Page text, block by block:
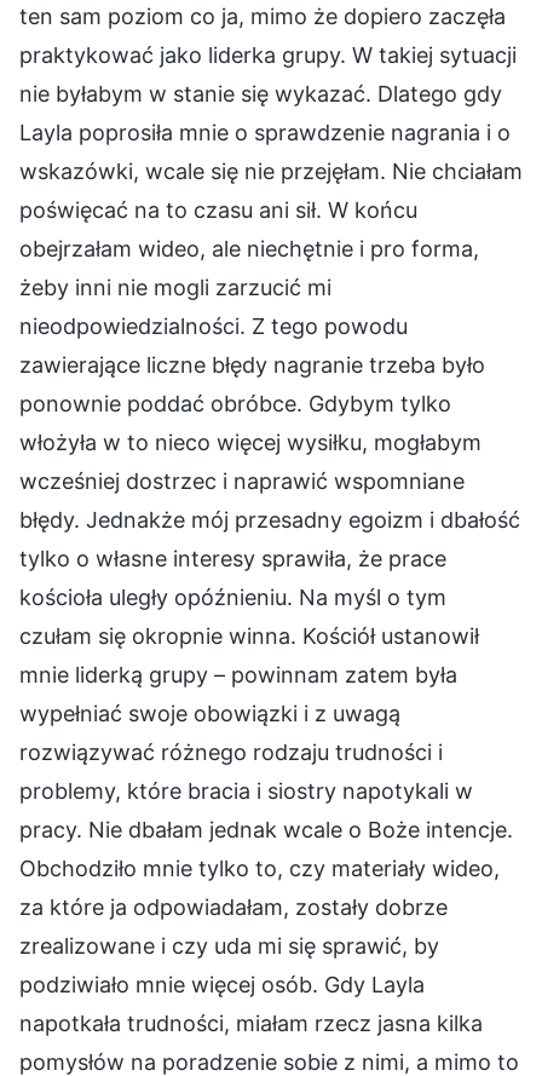
ten sam poziom co ja, mimo że dopiero zaczęła
praktykować jako liderka grupy. W takiej sytuacji
nie byłabym w stanie się wykazać. Dlatego gdy
Layla poprosiła mnie o sprawdzenie nagrania i o
wskazówki, wcale się nie przejęłam. Nie chciałam
poświęcać na to czasu ani sił. W końcu
obejrzałam wideo, ale niechętnie i pro forma,
żeby inni nie mogli zarzucić mi
nieodpowiedzialności. Z tego powodu
zawierające liczne błędy nagranie trzeba było
ponownie poddać obróbce. Gdybym tylko
włożyła w to nieco więcej wysiłku, mogłabym
wcześniej dostrzec i naprawić wspomniane
błędy. Jednakże mój przesadny egoizm i dbałość
tylko o własne interesy sprawiła, że prace
kościoła uległy opóźnieniu. Na myśl o tym
czułam się okropnie winna. Kościół ustanowił
mnie liderką grupy – powinnam zatem była
wypełniać swoje obowiązki i z uwagą
rozwiązywać różnego rodzaju trudności i
problemy, które bracia i siostry napotykali w
pracy. Nie dbałam jednak wcale o Boże intencje.
Obchodziło mnie tylko to, czy materiały wideo,
za które ja odpowiadałam, zostały dobrze
zrealizowane i czy uda mi się sprawić, by
podziwiało mnie więcej osób. Gdy Layla
napotkała trudności, miałam rzecz jasna kilka
pomysłów na poradzenie sobie z nimi, a mimo to